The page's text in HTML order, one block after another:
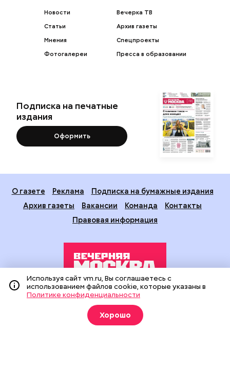
Новости
Статьи
Мнения
Фотогалереи
Вечерка ТВ
Архив газеты
Спецпроекты
Пресса в образовании
Подписка на печатные
издания
Оформить
О газете Реклама
Подписка на бумажные издания
Архив газеты
Вакансии Команда
Контакты
Правовая информация
Издание создано при финансовой поддержке Департамента
средств массовой информации и рекламы города Москвы.
На сайте применяются рекомендательные технологии
(информационные технологии предоставления информации
Используя сайт vm.ru, Вы соглашаетесь с
использованием файлов cookie, которые указаны в
Политике конфиденциальности
Хорошо